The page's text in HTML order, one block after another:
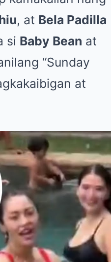
, at Bela Padilla
si Baby Bean at
“Sunday
at